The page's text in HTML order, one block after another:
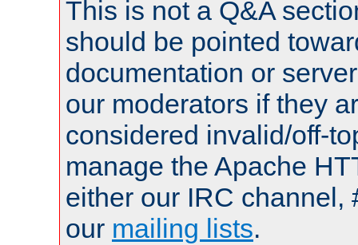
This is not a Q&A
should be pointed
documentation or
our moderators if they
considered invalid/off-
manage the Apache
either our IRC channel,
our mailing lists.